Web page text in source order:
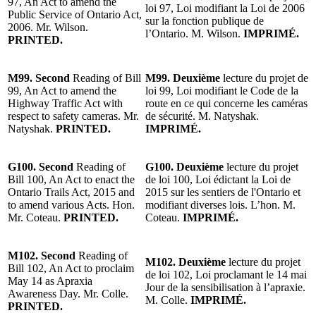
Public Service of Ontario Act,
2006. Mr. Wilson.
PRINTED.
loi 97, Loi modifiant la Loi de 2006
sur la fonction publique de
l’Ontario. M. Wilson. IMPRIMÉ.
M99. Second Reading of Bill
99, An Act to amend the
Highway Traffic Act with
respect to safety cameras. Mr.
Natyshak. PRINTED.
M99. Deuxième lecture du projet de
loi 99, Loi modifiant le Code de la
route en ce qui concerne les caméras
de sécurité. M. Natyshak.
IMPRIMÉ.
G100. Second Reading of
Bill 100, An Act to enact the
Ontario Trails Act, 2015 and
to amend various Acts. Hon.
Mr. Coteau. PRINTED.
G100. Deuxième lecture du projet
de loi 100, Loi édictant la Loi de
2015 sur les sentiers de l'Ontario et
modifiant diverses lois. L’hon. M.
Coteau. IMPRIMÉ.
M102. Second Reading of
Bill 102, An Act to proclaim
May 14 as Apraxia
Awareness Day. Mr. Colle.
PRINTED.
M102. Deuxième lecture du projet
de loi 102, Loi proclamant le 14 mai
Jour de la sensibilisation à l’apraxie.
M. Colle. IMPRIMÉ.